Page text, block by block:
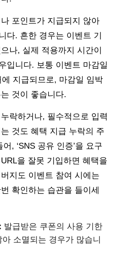
포인트가 지급되지 않아
다. 흔한 경우는 이벤트 기
나, 실제 적용까지 시간이
입니다. 보통 이벤트 마감일
지급되므로, 마감일 임박
것이 좋습니다.
락하거나, 필수적으로 입력
것도 혜택 지급 누락의 주
, ‘SNS 공유 인증’을 요구
을 잘못 기입하면 혜택을
지도 이벤트 참여 시에는
확인하는 습관을 들이세
발급받은 쿠폰의 사용 기한
소멸되는 경우가 많습니